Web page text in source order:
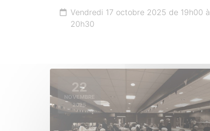
Vendredi 17 octobre 2025 de 19h00 à
20h30
22
NOVEMBRE
2025